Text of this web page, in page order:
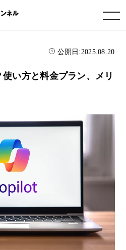
toggle navigation
公開日:2025.08.20
い方と料金プラン、メリ